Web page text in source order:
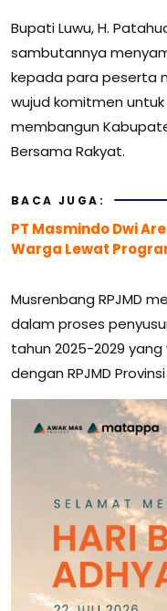
Bupati Luwu, H.
sambutannya
kepada para peserta
wujud komitmen
membangun
Bersama Rakyat.
BACA JUGA:
PT Masmindo Dwi
Warga Lewat
Musrenbang RPJMD
dalam proses
tahun 2025-2029
dengan RPJMD